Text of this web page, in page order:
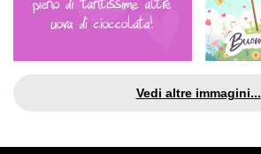
Vedi altre immagini...